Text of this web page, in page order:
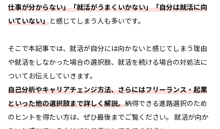
仕事が分からない」「就活がうまくいかない」「自分は就活に向
いていない」と感じてしまう人も多いです。
そこで本記事では、就活が自分には向かないと感じてしまう理由
や就活をしなかった場合の選択肢、就活を続ける場合の対処法に
ついてお伝えしていきます。
自己分析やキャリアチェンジ方法、さらにはフリーランス・起業
といった他の選択肢まで詳しく解説。納得できる進路選択のため
のヒントを得たい方は、ぜひ最後までご覧ください。 就活が向か